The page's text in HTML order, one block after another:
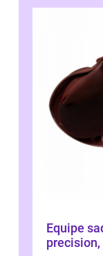
Equipe sadlar för ryttare som vill ha